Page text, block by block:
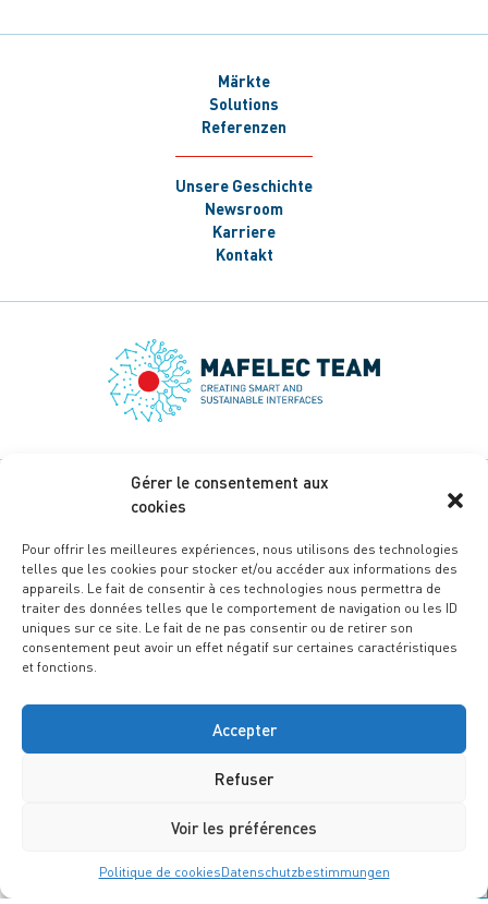
Gérer le consentement aux
cookies
Pour offrir les meilleures expériences, nous utilisons des technologies
telles que les cookies pour stocker et/ou accéder aux informations des
appareils. Le fait de consentir à ces technologies nous permettra de
traiter des données telles que le comportement de navigation ou les ID
uniques sur ce site. Le fait de ne pas consentir ou de retirer son
consentement peut avoir un effet négatif sur certaines caractéristiques
et fonctions.
Accepter
Refuser
Voir les préférences
Politique de cookiesDatenschutzbestimmungen
Nous contacter
Märkte
Solutions
Referenzen
Unsere Geschichte
Newsroom
Karriere
Kontakt
Bedingungen und konditionen
Politique de cookies (UE)